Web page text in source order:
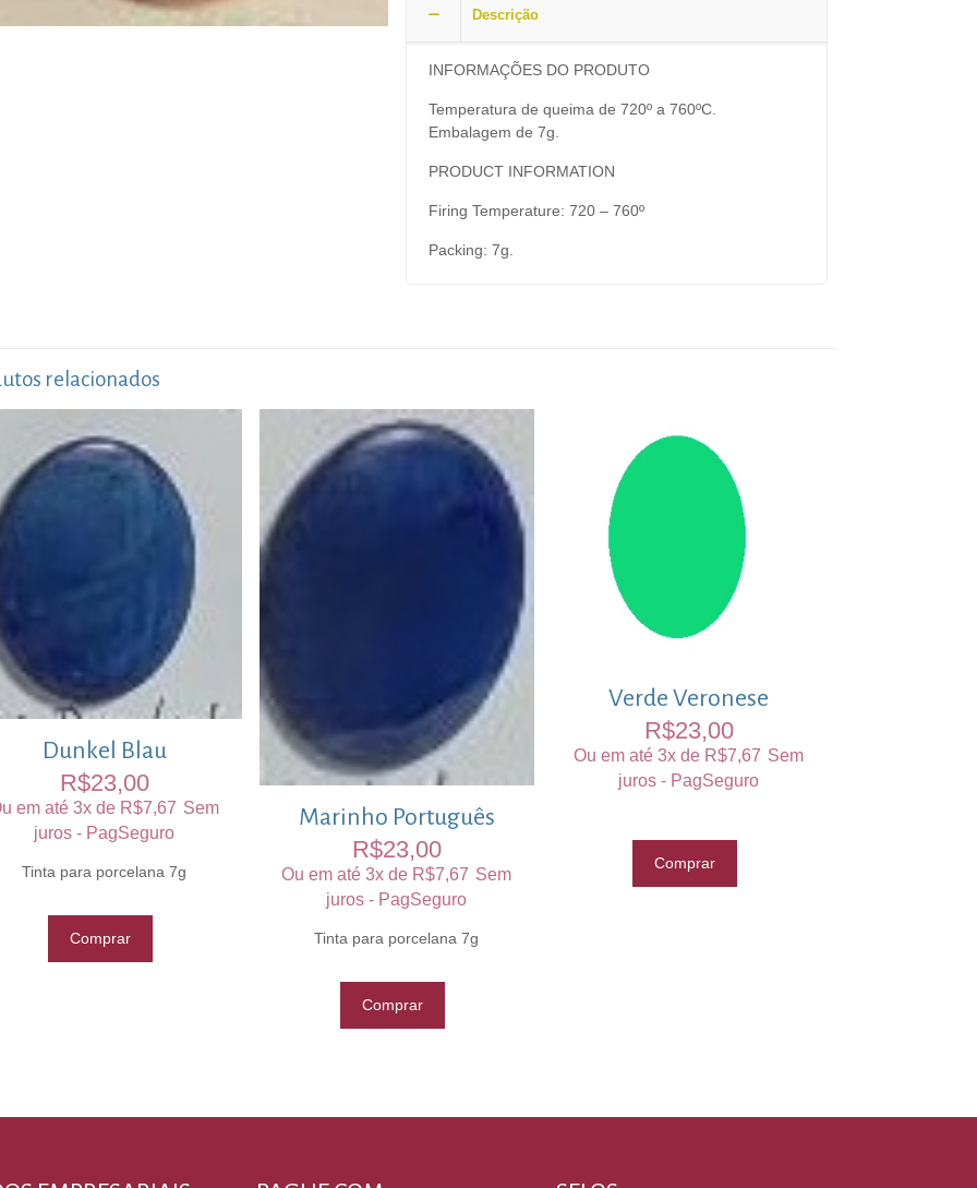
Descrição
INFORMAÇÕES DO PRODUTO
Temperatura de queima de 720º a 760ºC.
Embalagem de 7g.
PRODUCT INFORMATION
Firing Temperature: 720 – 760º
Packing: 7g.
relacionados
Dunkel Blau
R$23,00
em até 3x de R$7,67 Sem
juros - PagSeguro
Tinta para porcelana 7g
Comprar
Marinho Português
R$23,00
Ou em até 3x de R$7,67 Sem
juros - PagSeguro
Tinta para porcelana 7g
Comprar
Verde Veronese
R$23,00
Ou em até 3x de R$7,67 Sem
juros - PagSeguro
Comprar